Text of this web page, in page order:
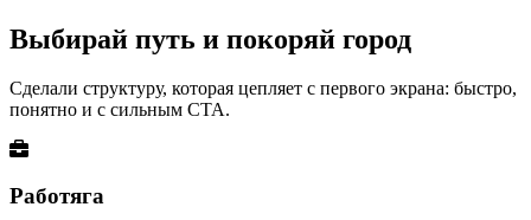
Выбирай путь и покоряй город
Сделали структуру, которая цепляет с первого экрана: быстро,
понятно и с сильным CTA.
Работяга